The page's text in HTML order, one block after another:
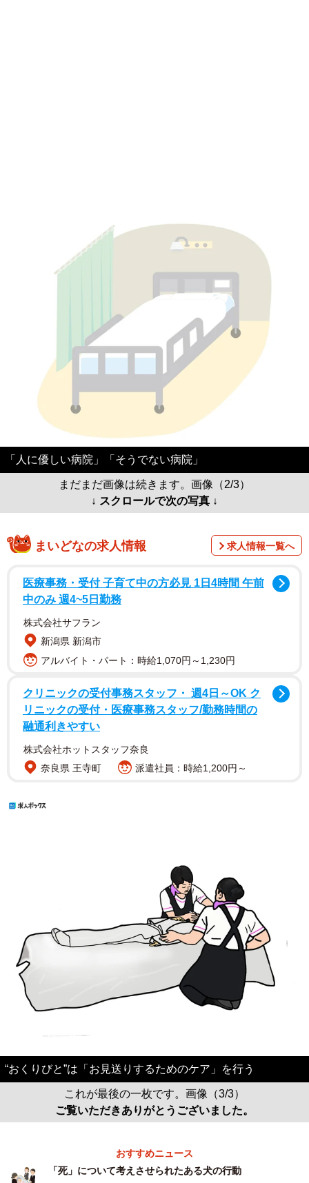
「人に優しい病院」「そうでない病院」
まだまだ画像は続きます。画像（2/3）
↓ スクロールで次の写真 ↓
まいどなの求人情報 求人情報一覧へ
医療事務・受付 子育て中の方必見 1日4時間 午前
中のみ 週4~5日勤務
株式会社サフラン
新潟県 新潟市
アルバイト・パート：時給1,070円～1,230円
クリニックの受付事務スタッフ・ 週4日～OK ク
リニックの受付・医療事務スタッフ/勤務時間の
融通利きやすい
株式会社ホットスタッフ奈良
奈良県 王寺町
派遣社員：時給1,200円～
“おくりびと”は「お見送りするためのケア」を行う
これが最後の一枚です。画像（3/3）
ご覧いただきありがとうございました。
おすすめニュース
「死」について考えさせられたある犬の行動